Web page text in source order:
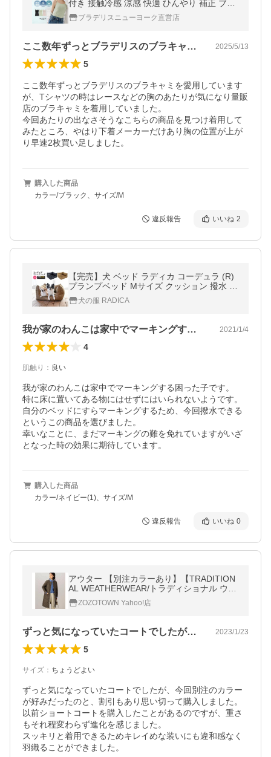
付き 接触冷感 涼感 快適 ひんやり 補正 ブラ
デリス 軽やかフィール快適ブラキャミ オン
ラインストア限定 定番 爆買
ブラデリスニューヨーク直営店
ここ数年ずっとブラデリスのブラキャミを… 2025/5/13
5
ここ数年ずっとブラデリスのブラキャミを愛用しています
が、Tシャツの時はレースなどの胸のあたりが気になり量販
店のブラキャミを着用していました。
今回あたりの出なさそうなこちらの商品を見つけ着用して
みたところ、やはり下着メーカーだけあり胸の位置が上が
購入した商品
カラー/ブラック、サイズ/M
違反報告 いいね 2
【完売】犬 ベッド ラディカ コーデュラ (R)
プランプベッド Mサイズ クッション 撥水 防
汚 防災 メール便不可
犬の服 RADICA
我が家のわんこは家中でマーキングする困… 2021/1/4
4
肌触り ： 良い
我が家のわんこは家中でマーキングする困った子です。
特に床に置いてある物にはせずにはいられないようです。
自分のベッドにすらマーキングするため、今回撥水できる
というこの商品を選びました。
幸いなことに、まだマーキングの難を免れていますがいざ
となった時の効果に期待しています。
購入した商品
カラー/ネイビー(1)、サイズ/M
違反報告 いいね 0
アウター 【別注カラーあり】【TRADITION
AL WEATHERWEAR/トラディショナル ウェ
ザーウェア】ARKLEY LONG
ZOZOTOWN Yahoo!店
ずっと気になっていたコートでしたが、今… 2023/1/23
5
サイズ ： ちょうどよい
ずっと気になっていたコートでしたが、今回別注のカラー
が好みだったのと、割引もあり思い切って購入しました。
以前ショートコートを購入したことがあるのですが、重さ
もそれ程変わらず進化を感じました。
スッキリと着用できるためキレイめな装いにも違和感なく
羽織ることができました。